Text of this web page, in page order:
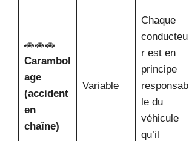
🚗🚗🚗
Carambol
age
(accident
en
chaîne)
Variable
Chaque
conducteu
r est en
principe
responsab
le du
véhicule
qu’il